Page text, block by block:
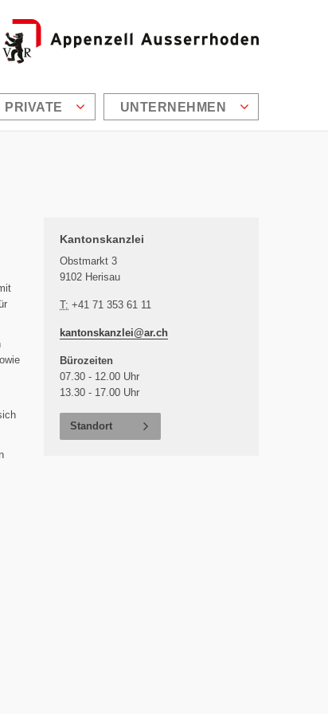
PRIVATE UNTERNEHMEN
Kantonskanzlei
Obstmarkt 3
9102 Herisau
T: +41 71 353 61 11
kantonskanzlei@ar.ch
Bürozeiten
07.30 - 12.00 Uhr
13.30 - 17.00 Uhr
Standort